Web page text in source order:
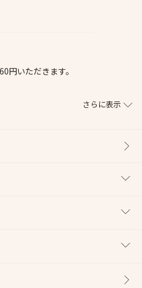
円いただきます。
さらに表示